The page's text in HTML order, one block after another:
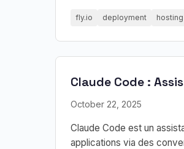
fly.io deployment hosting
Claude Code :
October 22, 2025
Claude Code est un
applications via des